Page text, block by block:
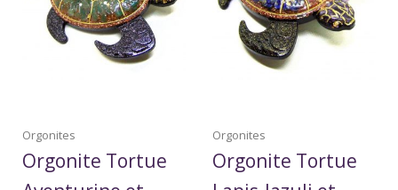
Orgonites
Orgonite Tortue
Orgonites
Orgonite Tortue